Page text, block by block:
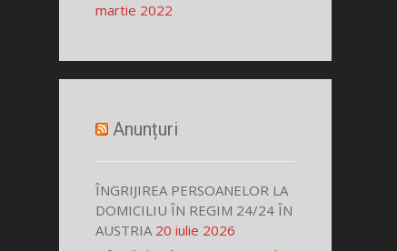
martie 2022
Anunțuri
ÎNGRIJIREA PERSOANELOR LA
DOMICILIU ÎN REGIM 24/24 ÎN
AUSTRIA 20 iulie 2026